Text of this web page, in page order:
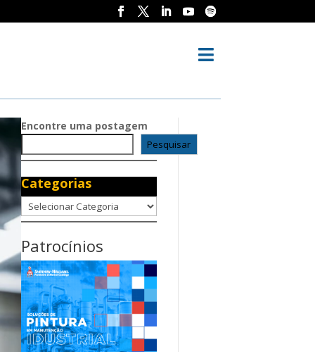

Encontre uma postagem
Pesquisar
Categorias
Categorias
Patrocínios